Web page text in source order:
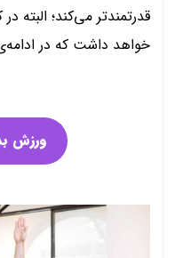
قدرتمندتر می‌کند؛ البته
خواهد داشت که در
ورزش